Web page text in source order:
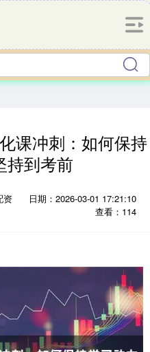
课冲刺：如何保持
持到考前
资
日期：2026-03-01 17:21:10
查看：114